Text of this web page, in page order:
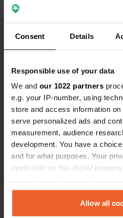
Consent Details
Responsible use of your data
We and our 1022 partners
e.g. your IP-number, using
store and access information
serve personalized ads and
measurement, audience
development. You have a
and for what purposes. Your
applicable on this digital
any time from the Cookie
the Privacy trigger icon.Allow all
Contact
Calle de Abajo
22330, Sobrarbe,